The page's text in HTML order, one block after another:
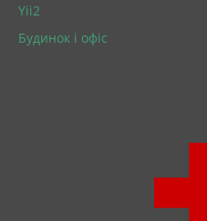
Yii2
Будинок і офіс